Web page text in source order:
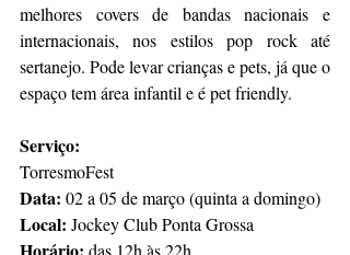
melhores covers de bandas nacionais e
internacionais, nos estilos pop rock até
sertanejo. Pode levar crianças e pets, já que o
espaço tem área infantil e é pet friendly.
Serviço:
TorresmoFest
Data: 02 a 05 de março (quinta a domingo)
Local: Jockey Club Ponta Grossa
Horário: das 12h às 22h